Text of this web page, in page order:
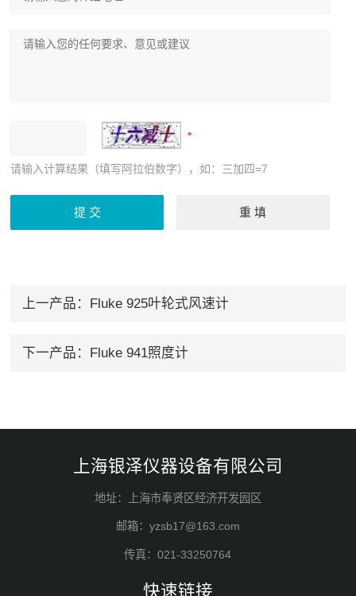
请输入计算结果（填写阿拉伯数字），如：三加四=7
上一产品： Fluke 925叶轮式风速计
下一产品： Fluke 941照度计
上海银泽仪器设备有限公司
地址：上海市奉贤区经济开发园区
邮箱：yzsb17@163.com
传真：021-33250764
快速链接